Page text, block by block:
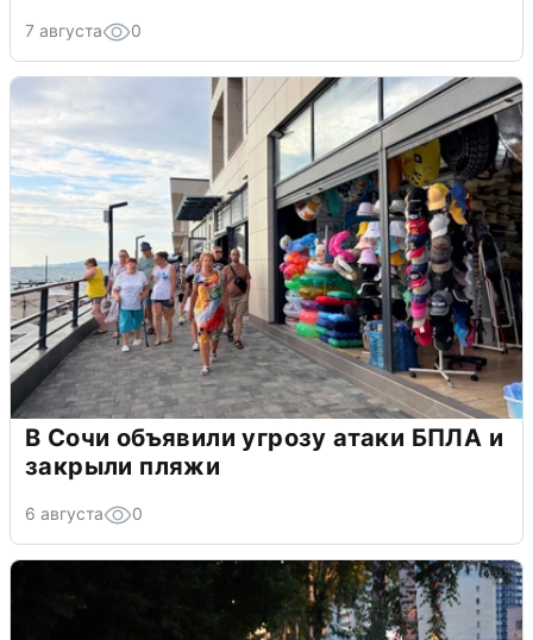
7 августа 0
В Сочи объявили угрозу атаки БПЛА и
закрыли пляжи
6 августа 0